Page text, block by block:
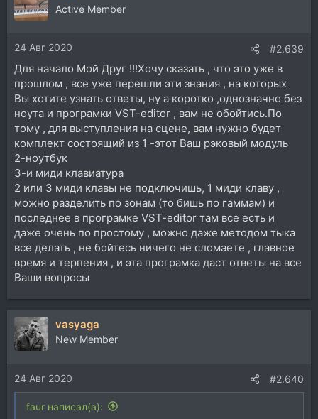
Active Member
24 Авг 2020 #2.639
Для начало Мой Друг !!!Хочу сказать , что это уже в
прошлом , все уже перешли эти знания , на которых
Вы хотите узнать ответы, ну а коротко ,однозначно без
ноута и програмки VST-editor , вам не обойтись.По
тому , для выступления на сцене, вам нужно будет
комплект состоящий из 1 -этот Ваш рэковый модуль
2-ноутбук
3-и миди клавиатура
2 или 3 миди клавы не подключишь, 1 миди клаву ,
можно разделить по зонам (то бишь по гаммам) и
последнее в програмке VST-editor там все есть и
даже очень по простому , можно даже методом тыка
все делать , не бойтесь ничего не сломаете , главное
время и терпения , и эта програмка даст ответы на все
Ваши вопросы
vasyaga
New Member
24 Авг 2020 #2.640
faur написал(а):